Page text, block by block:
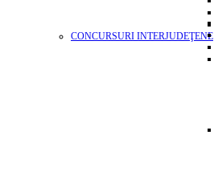
CONCURSURI INTERJUDEŢENE